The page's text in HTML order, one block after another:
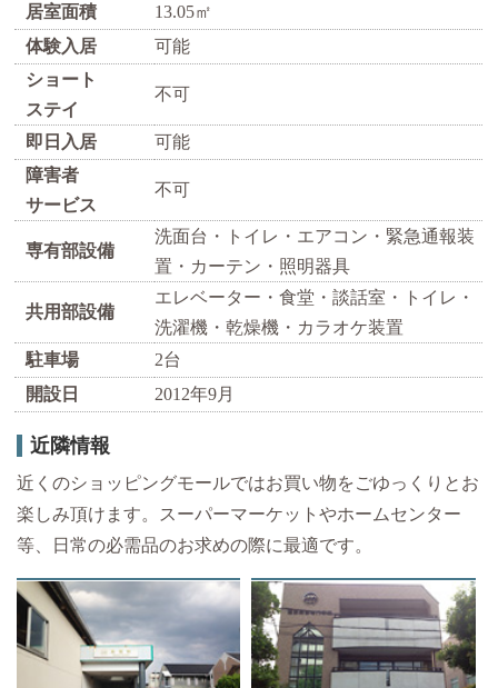
居室面積
13.05㎡
体験入居
可能
ショート
ステイ
不可
即日入居
可能
障害者
サービス
不可
専有部設備
洗面台・トイレ・エアコン・緊急通報装
置・カーテン・照明器具
共用部設備
エレベーター・食堂・談話室・トイレ・
洗濯機・乾燥機・カラオケ装置
駐車場
2台
開設日
2012年9月
近隣情報
近くのショッピングモールではお買い物をごゆっくりとお
楽しみ頂けます。スーパーマーケットやホームセンター
等、日常の必需品のお求めの際に最適です。